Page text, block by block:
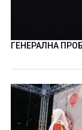
ГЕНЕРАЛНА